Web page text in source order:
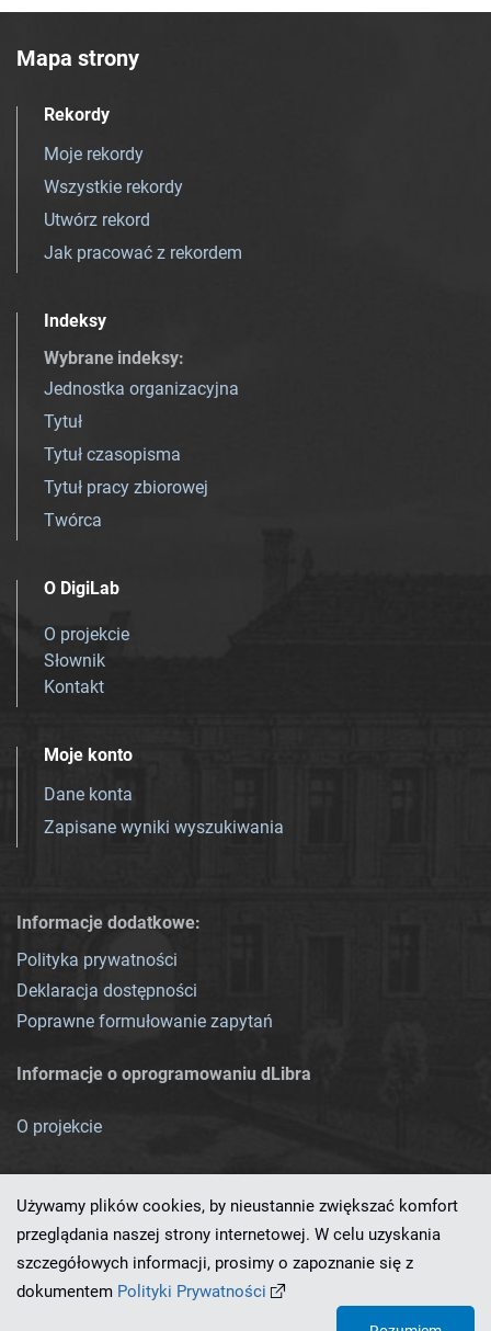
Mapa strony
Rekordy
Moje rekordy
Wszystkie rekordy
Utwórz rekord
Jak pracować z rekordem
Indeksy
Wybrane indeksy:
Jednostka organizacyjna
Tytuł
Tytuł czasopisma
Tytuł pracy zbiorowej
Twórca
O DigiLab
O projekcie
Słownik
Kontakt
Moje konto
Dane konta
Zapisane wyniki wyszukiwania
Informacje dodatkowe:
Polityka prywatności
Deklaracja dostępności
Poprawne formułowanie zapytań
Informacje o oprogramowaniu dLibra
O projekcie
Ten serwis działa dzięki oprogramowaniu
Używamy plików cookies, by nieustannie zwiększać komfort
przeglądania naszej strony internetowej. W celu uzyskania
szczegółowych informacji, prosimy o zapoznanie się z
dokumentem Polityki Prywatności